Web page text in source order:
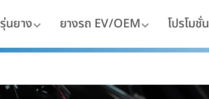
รุ่นยาง ยางรถ EV/OEM โปรโมชั่น